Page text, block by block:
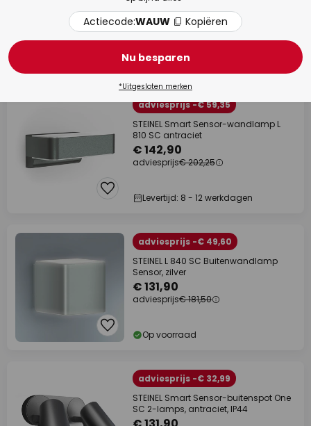
€ 131,90
adviesprijs€ 191,86
Op voorraad
adviesprijs -€ 59,35
STEINEL Smart Sensor-wandlamp L
810 SC antraciet
€ 142,90
adviesprijs€ 202,25
Levertijd: 8 - 12 werkdagen
adviesprijs -€ 49,60
STEINEL L 840 SC Buitenwandlamp
Sensor, zilver
€ 131,90
adviesprijs€ 181,50
Op voorraad
adviesprijs -€ 32,99
STEINEL Smart Sensor-buitenspot One
SC 2-lamps, antraciet, IP44
Actiecode:WAUW Kopiëren
Nu besparen
*Uitgesloten merken